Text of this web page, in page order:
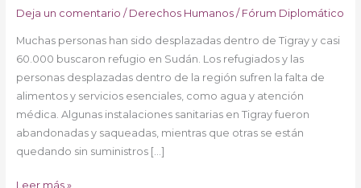
Deja un comentario / Derechos Humanos/ Fórum Diplomático
Muchas personas han sido desplazadas dentro de Tigray y casi
60.000 buscaron refugio en Sudán. Los refugiados y las
personas desplazadas dentro de la región sufren la falta de
alimentos y servicios esenciales, como agua y atención
médica. Algunas instalaciones sanitarias en Tigray fueron
abandonadas y saqueadas, mientras que otras se están
quedando sin suministros […]
Leer más »